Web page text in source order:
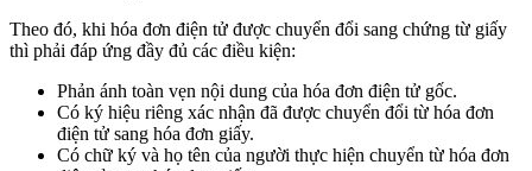
Theo đó, khi hóa đơn điện tử được chuyển đổi sang chứng từ giấy
thì phải đáp ứng đầy đủ các điều kiện:
Phản ánh toàn vẹn nội dung của hóa đơn điện tử gốc.
Có ký hiệu riêng xác nhận đã được chuyển đổi từ hóa đơn
điện tử sang hóa đơn giấy.
Có chữ ký và họ tên của người thực hiện chuyển từ hóa đơn